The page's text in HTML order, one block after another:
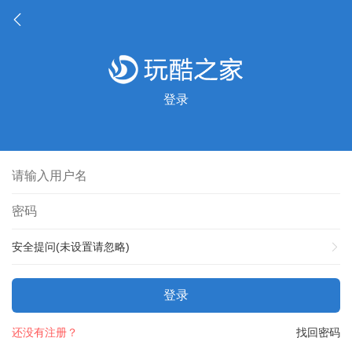
登录
安全提问(未设置请忽略)
登录
找回密码
还没有注册？